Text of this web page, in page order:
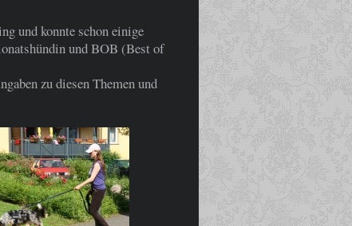
und konnte schon einige
und BOB (Best of
zu diesen Themen und